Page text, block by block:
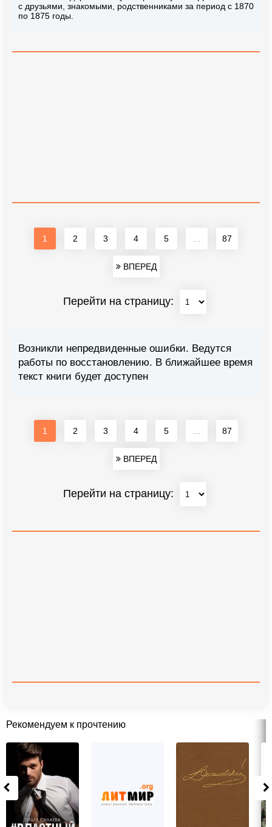
с друзьями, знакомыми, родственниками за период с 1870
по 1875 годы.
1 2 3 4 5 87
ВПЕРЕД
Перейти на страницу:
Возникли непредвиденные ошибки. Ведутся
работы по восстановлению. В ближайшее время
текст книги будет доступен
1 2 3 4 5 87
ВПЕРЕД
Перейти на страницу:
Рекомендуем к прочтению